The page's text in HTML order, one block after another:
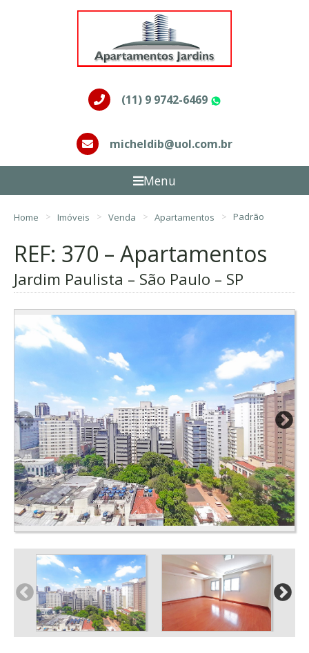
(11) 9 9742-6469
micheldib@uol.com.br
Menu
Home Imóveis Venda Apartamentos Padrão
REF: 370 – Apartamentos
Jardim Paulista – São Paulo – SP